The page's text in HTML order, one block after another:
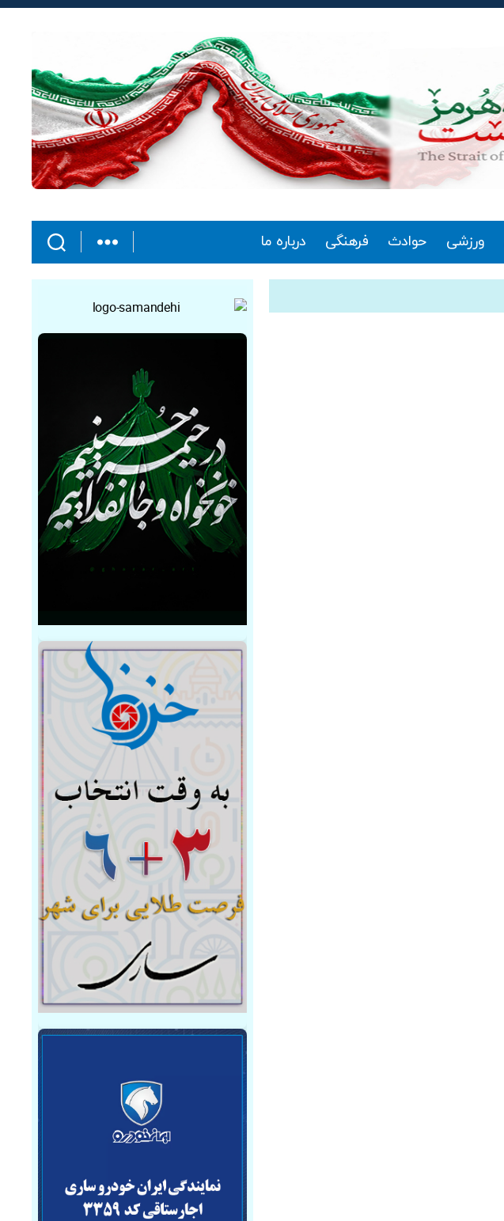
ورزشی حوادث فرهنگی درباره ما